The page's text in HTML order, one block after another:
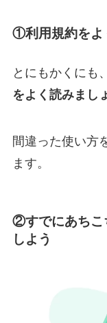
①利用規約をよ
とにもかくにも、
をよく読みまし
間違った使い方
ます。
②すでにあちこ
しよう